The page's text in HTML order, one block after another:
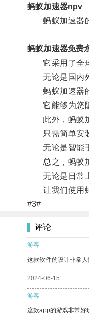
蚂蚁加速器npv
蚂蚁加速器的
蚂蚁加速器免费
它采用了全球
无论是国内外
蚂蚁加速器的
它能够为您隐
此外，蚂蚁加
只需简单安装
无论是智能手
总之，蚂蚁加
无论是日常上
让我们使用蚂
#3#
评论
游客
这款软件的设计非常人
2024-06-15
游客
这款app的游戏非常好